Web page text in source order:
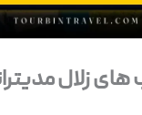
‌های زلال